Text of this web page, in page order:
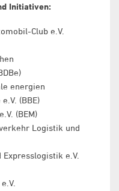
Initiativen:
Club e.V.
energien
(BBE)
(BEM)
Logistik und
e.V.